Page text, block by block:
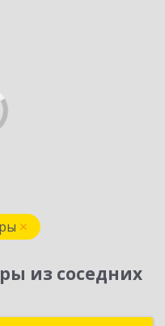
из соседних